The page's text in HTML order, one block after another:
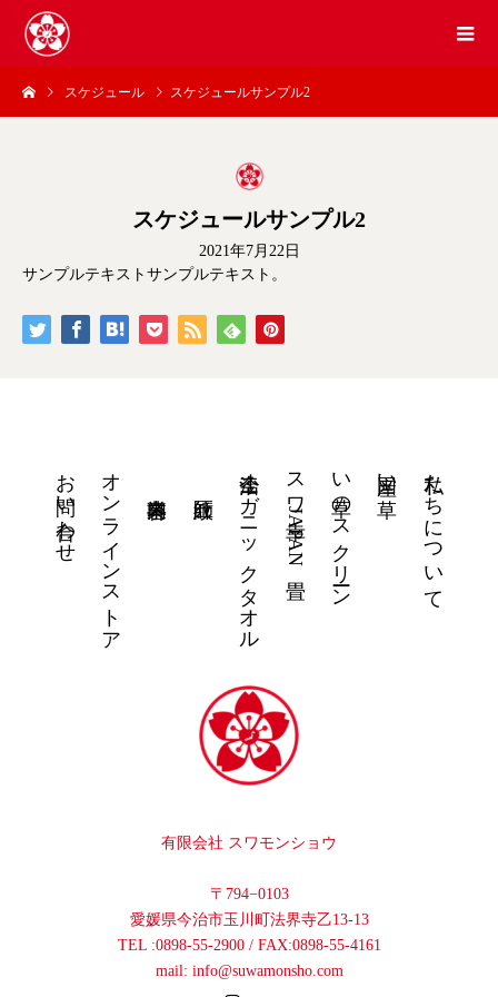
スケジュール スケジュールサンプル2
スケジュールサンプル2
2021年7月22日
サンプルテキストサンプルテキスト。
私たちについて
国産い草
い草のスクリーン
スワ幸JAPAN畳
今治オーガニックタオル
オンラインストア
お問い合わせ
有限会社 スワモンショウ
〒794−0103
愛媛県今治市玉川町法界寺乙13-13
TEL :0898-55-2900 / FAX:0898-55-4161
mail: info@suwamonsho.com